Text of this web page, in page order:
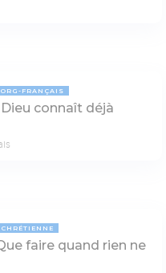
FRANÇAIS
connaît déjà
faire quand rien ne